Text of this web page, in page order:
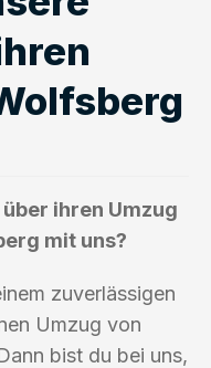
ihren Umzug
mit uns?
zuverlässigen
Umzug von
bist du bei uns,